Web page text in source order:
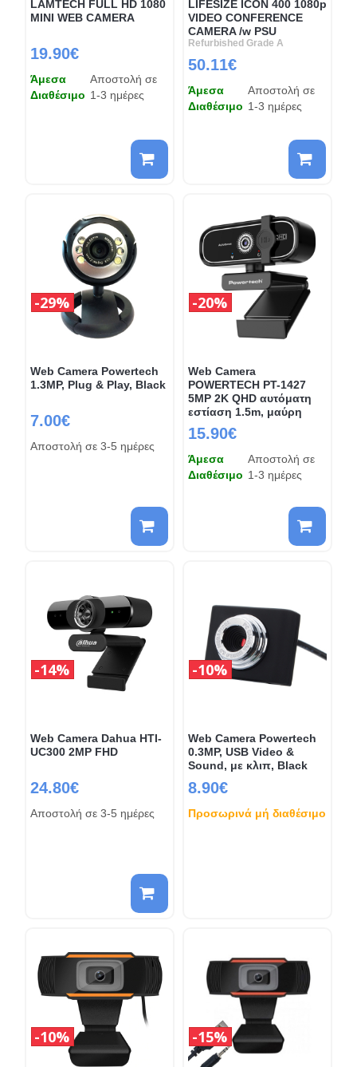
LAMTECH FULL HD 1080
MINI WEB CAMERA
19.90€
Άμεσα
Διαθέσιμο
Αποστολή σε
1-3 ημέρες
LIFESIZE ICON 400 1080p
VIDEO CONFERENCE
CAMERA /w PSU
Refurbished Grade A
50.11€
Άμεσα
Διαθέσιμο
Αποστολή σε
1-3 ημέρες
Web Camera Powertech
1.3MP, Plug & Play, Black
7.00€
29%
Αποστολή σε 3-5 ημέρες
Web Camera
POWERTECH PT-1427
5MP 2K QHD αυτόματη
εστίαση 1.5m, μαύρη
15.90€
20%
Άμεσα
Διαθέσιμο
Αποστολή σε
1-3 ημέρες
Web Camera Dahua HTI-
UC300 2MP FHD
24.80€
14%
Αποστολή σε 3-5 ημέρες
Web Camera Powertech
0.3MP, USB Video &
Sound, με κλιπ, Black
8.90€
10%
Προσωρινά μή διαθέσιμο
10% 15%